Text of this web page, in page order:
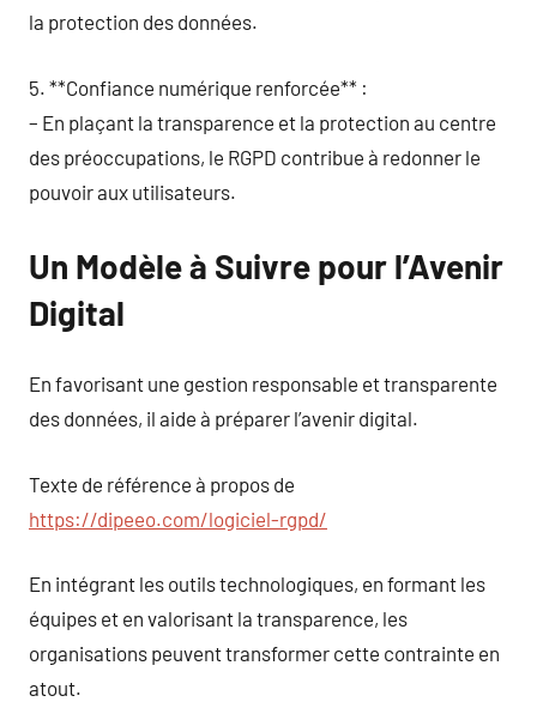
la protection des données.
5. **Confiance numérique renforcée** :
– En plaçant la transparence et la protection au centre
des préoccupations, le RGPD contribue à redonner le
pouvoir aux utilisateurs.
Un Modèle à Suivre pour l’Avenir
Digital
En favorisant une gestion responsable et transparente
des données, il aide à préparer l’avenir digital.
Texte de référence à propos de
https://dipeeo.com/logiciel-rgpd/
En intégrant les outils technologiques, en formant les
équipes et en valorisant la transparence, les
organisations peuvent transformer cette contrainte en
atout.